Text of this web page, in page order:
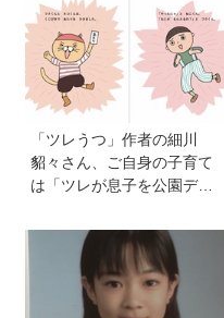
「ツレうつ」作者の細川
貂々さん、ご自身の子育て
は「ツレが息子を公園デビ
いた」ーー初の創作絵本
「タネがひとつぶ」は幼か
った息子さんと共作した思
い出のストーリー